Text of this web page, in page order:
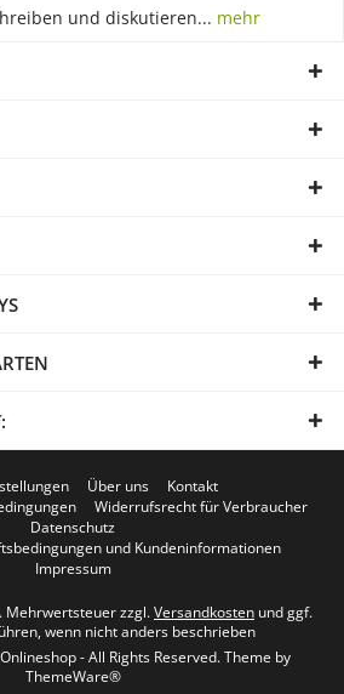
und diskutieren... mehr
Über uns
Kontakt
Widerrufsrecht für Verbraucher
Datenschutz
und Kundeninformationen
Impressum
Mehrwertsteuer zzgl.Versandkosten und ggf.
wenn nicht anders beschrieben
- All Rights Reserved. Theme by
ThemeWare®